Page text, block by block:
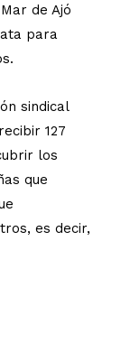
de Ajó
para
sindical
127
los
que
es decir,